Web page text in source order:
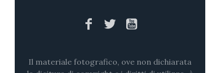
Il materiale fotografico, ove non dichiarata